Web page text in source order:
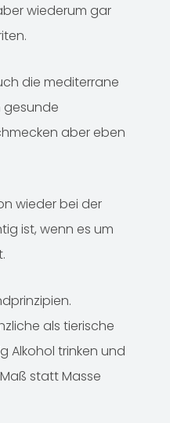
wiederum gar
die mediterrane
gesunde
aber eben
wieder bei der
ist, wenn es um
als tierische
Alkohol trinken und
statt Masse